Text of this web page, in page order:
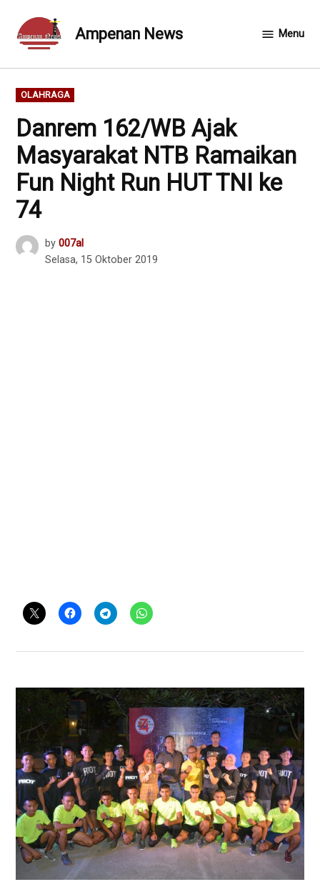
content
Ampenan News Menu
POSTED
IN
OLAHRAGA
Danrem 162/WB Ajak
Masyarakat NTB Ramaikan
Fun Night Run HUT TNI ke
74
by 007al
Selasa, 15 Oktober 2019